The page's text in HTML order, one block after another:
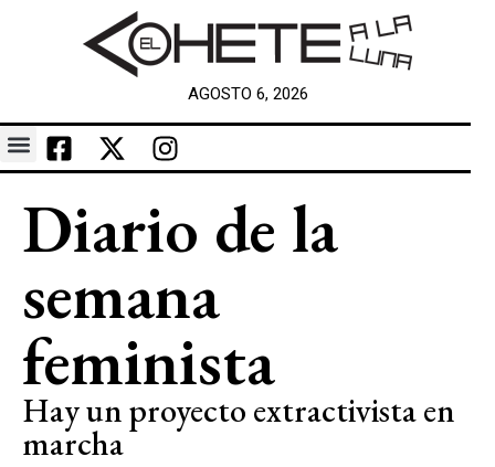
AGOSTO 6, 2026
Diario de la
semana
feminista
Hay un proyecto extractivista en
marcha